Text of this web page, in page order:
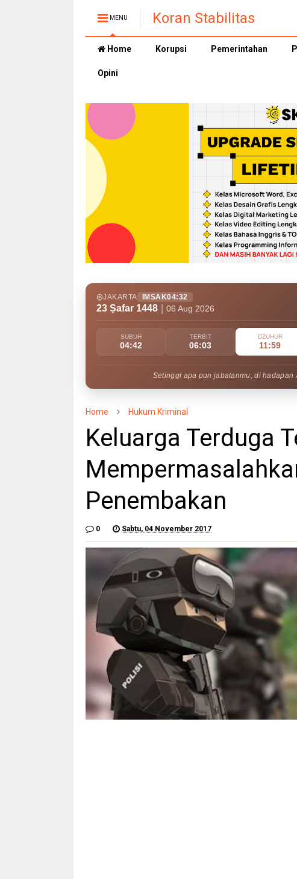
MENU Koran Stabilitas
Home Korupsi Pemerintahan
Opini
JAKARTA IMSAK04:32
23 Ṣafar 1448 06 Aug 2026
SUBUH
04:42
TERBIT
06:03
DZUHUR
11:59
Setinggi apa pun jabatanmu, di
Home Hukum Kriminal
Keluarga Terduga
Penembakan
0 Sabtu, 04 November 2017